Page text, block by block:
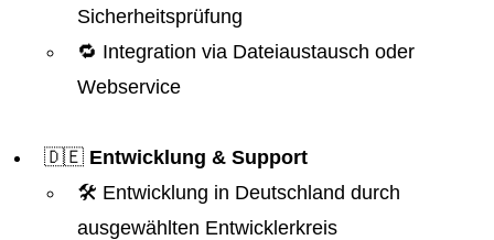
Sicherheitsprüfung
🔁 Integration via Dateiaustausch oder
Webservice
🇩🇪 Entwicklung & Support
🛠️ Entwicklung in Deutschland durch
ausgewählten Entwicklerkreis